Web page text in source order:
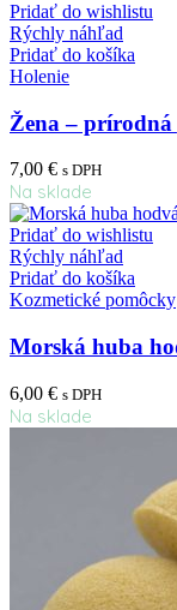
Pridať do wishlistu
Rýchly náhľad
Pridať do košíka
Holenie
Žena – prírodná
7,00 € s DPH
Na sklade
Pridať do wishlistu
Rýchly náhľad
Pridať do košíka
Kozmetické pomôcky
Morská huba
6,00 € s DPH
Na sklade